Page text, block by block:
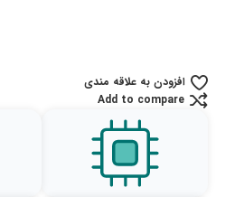
افزودن به علاقه مندی
Add to compare